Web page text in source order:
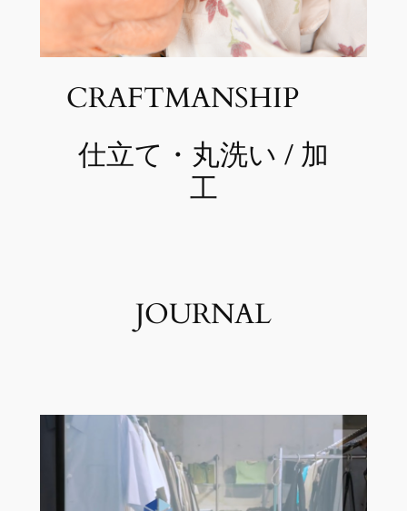
CRAFTMANSHIP
仕立て・丸洗い / 加
工
JOURNAL